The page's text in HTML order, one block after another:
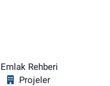
Emlak Rehberi
Projeler